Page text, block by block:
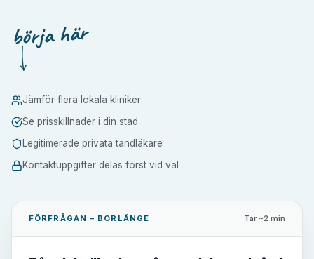
börja här
Jämför flera lokala kliniker
Se prisskillnader i din stad
Legitimerade privata tandläkare
Kontaktuppgifter delas först vid val
FÖRFRÅGAN – BORLÄNGE Tar ~2 min